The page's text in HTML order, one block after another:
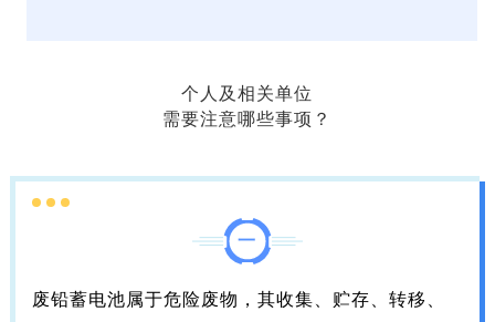
个人及相关单位
需要注意哪些事项 ？
一
废铅蓄电池属于危险废物，其收集、贮存、转移、